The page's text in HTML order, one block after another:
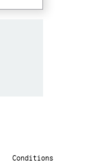
Conditions